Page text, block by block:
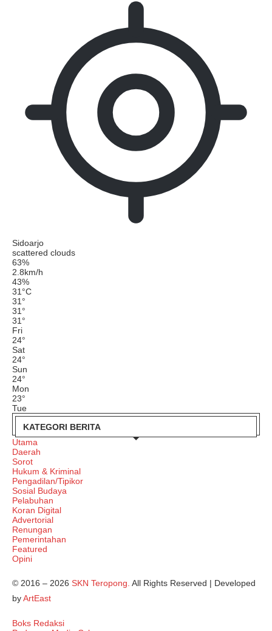
Sidoarjo
scattered clouds
63%
2.8km/h
43%
31°C
31°
31°
31°
Fri
24°
Sat
24°
Sun
24°
Mon
23°
Tue
KATEGORI BERITA
Utama
Daerah
Sorot
Hukum & Kriminal
Pengadilan/Tipikor
Sosial Budaya
Pelabuhan
Koran Digital
Advertorial
Renungan
Pemerintahan
Featured
Opini
© 2016 – 2026 SKN Teropong. All Rights Reserved | Developed
byArtEast
Boks Redaksi